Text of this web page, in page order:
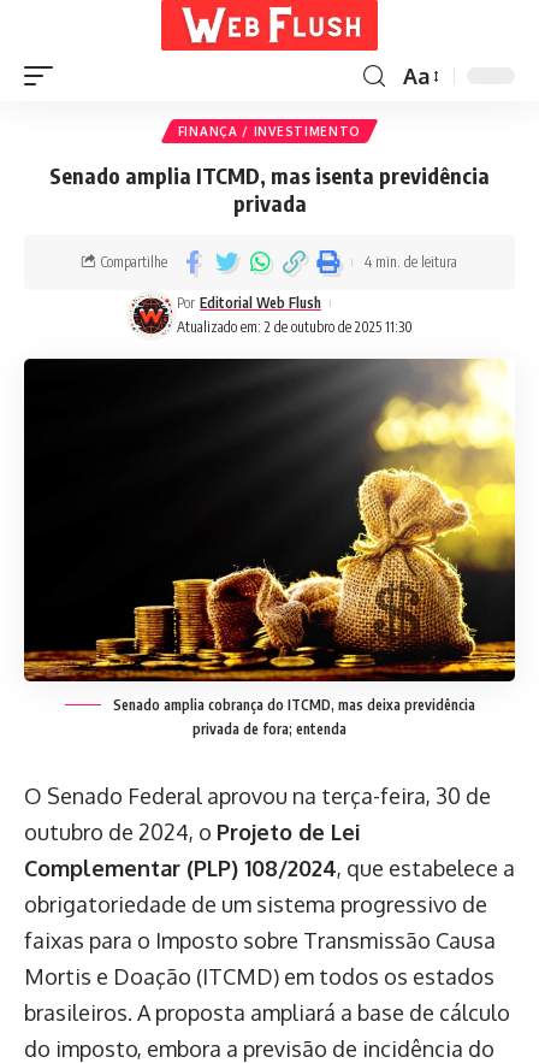
Aa
FINANÇA / INVESTIMENTO
Senado amplia ITCMD, mas isenta previdência
privada
Atualizado em: 2 de outubro de 2025 11:30
Por Editorial Web Flush
Compartilhe 4 min. de leitura
Senado amplia cobrança do ITCMD, mas deixa previdência
privada de fora; entenda
O Senado Federal aprovou na terça-feira, 30 de
outubro de 2024, o Projeto de Lei
Complementar (PLP) 108/2024, que estabelece a
obrigatoriedade de um sistema progressivo de
faixas para o Imposto sobre Transmissão Causa
Mortis e Doação (ITCMD) em todos os estados
brasileiros. A proposta ampliará a base de cálculo
do imposto, embora a previsão de incidência do